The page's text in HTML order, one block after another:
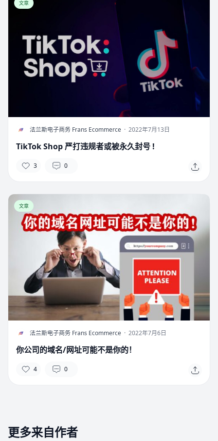
文章
F 法兰斯电子商务 Frans Ecommerce · 2022年7月13日
TikTok Shop 严打违规者或被永久封号 !
3 0
文章
F 法兰斯电子商务 Frans Ecommerce · 2022年7月6日
你公司的域名/网址可能不是你的！
4 0
更多来自作者